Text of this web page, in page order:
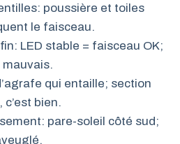
poussière et toiles
le faisceau.
LED stable = faisceau OK;
qui entaille; section
c’est bien.
pare-soleil côté sud;